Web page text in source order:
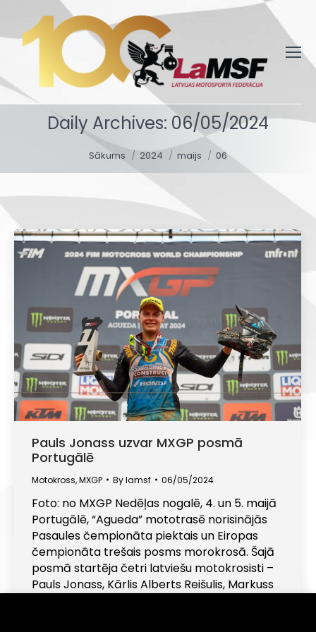
Daily Archives: 06/05/2024
Sākums 2024 maijs 06
Pauls Jonass uzvar MXGP posmā
Portugālē
Motokross,MXGP Bylamsf 06/05/2024
Foto: no MXGP Nedēļas nogalē, 4. un 5. maijā
Portugālē, “Agueda” mototrasē norisinājās
Pasaules čempionāta piektais un Eiropas
čempionāta trešais posms morokrosā. Šajā
posmā startēja četri latviešu motokrosisti –
Pauls Jonass, Kārlis Alberts Reišulis, Markuss